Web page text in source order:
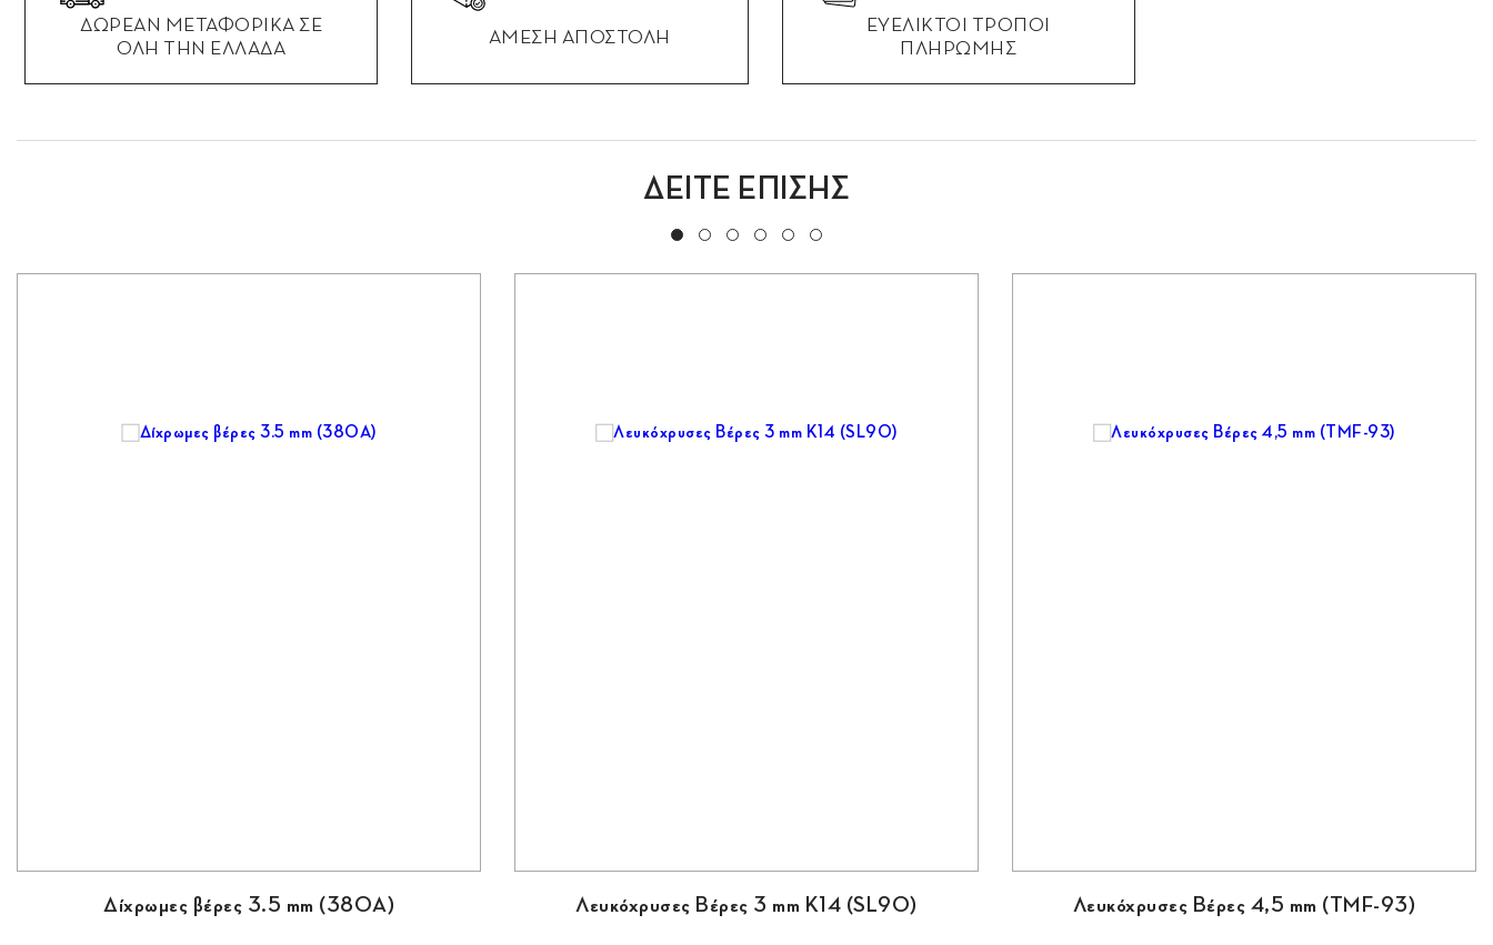
ΔΩΡΕΑΝ ΜΕΤΑΦΟΡΙΚΑ ΣΕ
ΟΛΗ ΤΗΝ ΕΛΛΑΔΑ
ΑΜΕΣΗ ΑΠΟΣΤΟΛΗ
ΕΥΕΛΙΚΤΟΙ ΤΡΟΠΟΙ
ΠΛΗΡΩΜΗΣ
ΔΕΙΤΕ ΕΠΙΣΗΣ
Δίχρωμες βέρες 3.5 mm (380Α) Λευκόχρυσες Βέρες 3 mm Κ14 (SL90) Λευκόχρυσες Βέρες 4,5 mm (TMF-93)